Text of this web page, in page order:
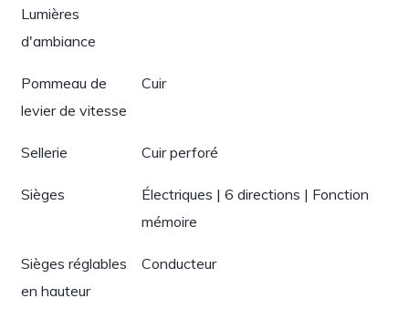
Lumières
d'ambiance
Pommeau de
levier de vitesse
Cuir
Sellerie Cuir perforé
Sièges
Électriques | 6 directions | Fonction
mémoire
Sièges réglables
en hauteur
Conducteur